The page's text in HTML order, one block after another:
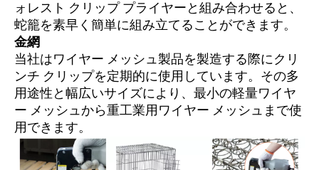
ォレスト クリップ プライヤーと組み合わせると、
蛇籠を素早く簡単に組み立てることができます。
金網
当社はワイヤー メッシュ製品を製造する際にクリ
ンチ クリップを定期的に使用しています。その多
用途性と幅広いサイズにより、最小の軽量ワイヤ
ー メッシュから重工業用ワイヤー メッシュまで使
用できます。